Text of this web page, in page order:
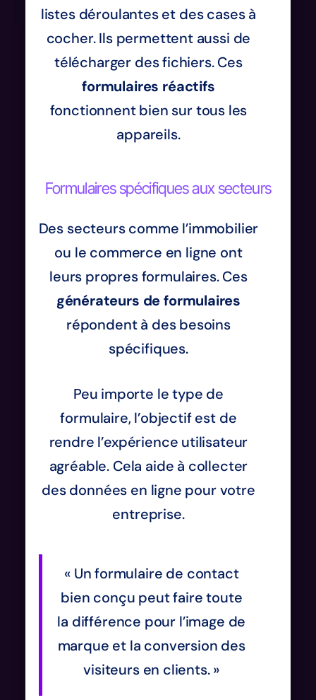
listes déroulantes et des cases à
cocher. Ils permettent aussi de
télécharger des fichiers. Ces
formulaires réactifs
fonctionnent bien sur tous les
appareils.
Formulaires spécifiques aux secteurs
Des secteurs comme l’immobilier
ou le commerce en ligne ont
leurs propres formulaires. Ces
générateurs de formulaires
répondent à des besoins
spécifiques.
Peu importe le type de
formulaire, l’objectif est de
rendre l’expérience utilisateur
agréable. Cela aide à collecter
des données en ligne pour votre
entreprise.
« Un formulaire de contact
bien conçu peut faire toute
la différence pour l’image de
marque et la conversion des
visiteurs en clients. »